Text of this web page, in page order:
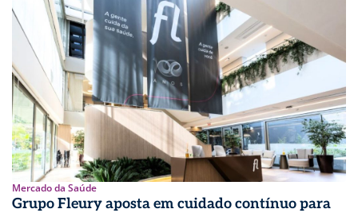
Mercado da Saúde
Grupo Fleury aposta em cuidado contínuo para